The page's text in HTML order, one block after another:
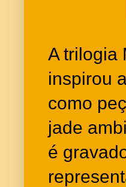
A trilogia
inspirou
como
jade
é